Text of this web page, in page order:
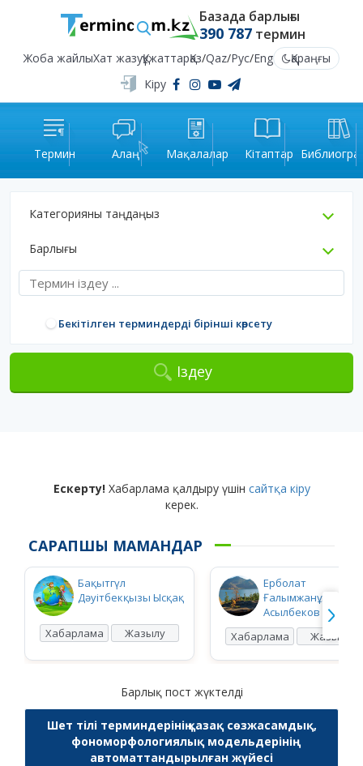
Базада барлығы
390 787термин
Жоба жайлыХат жазуҚұжаттарҚаз/Qaz/Рус/Eng
Қараңғы
Кіру
Термин Алаң Мақалалар Кітаптар
Категорияны таңдаңыз
Барлығы
Бекітілген терминдерді бірінші көрсету
Іздеу
Ескерту!Хабарлама қалдыру үшін сайтқа кіру
керек.
САРАПШЫ МАМАНДАР
Бақытгүл
Дәуітбекқызы Ысқақ
Хабарлама Жазылу
Ерболат
Ғалымжанұлы
Асылбеков
Хабарлама
Жазылу
Барлық пост жүктелді
Шет тілі терминдерінің қазақ сөзжасамдық,
фономорфологиялық модельдерінің
автоматтандырылған жүйесі